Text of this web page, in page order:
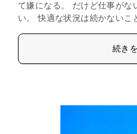
て嫌になる。 だけど仕事がな
い。 快適な状況は続かないこ
続き